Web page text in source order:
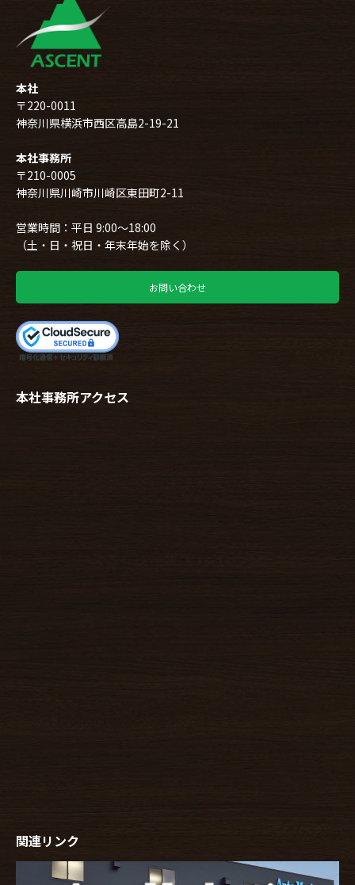
本社
〒220-0011
神奈川県横浜市西区高島2-19-21
本社事務所
〒210-0005
神奈川県川崎市川崎区東田町2-11
営業時間：平日 9:00～18:00
（土・日・祝日・年末年始を除く）
お問い合わせ
本社事務所アクセス
関連リンク